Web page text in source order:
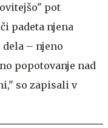
pot
padeta njena
– njeno
popotovanje nad
so zapisali v